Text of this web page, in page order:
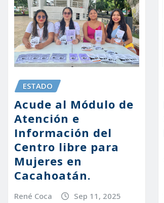
ESTADO
Acude al Módulo de
Atención e
Información del
Centro libre para
Mujeres en
Cacahoatán.
René Coca
Sep 11, 2025